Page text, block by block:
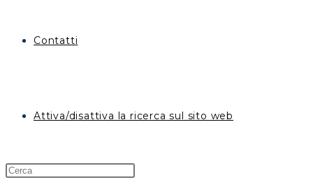
Contatti
Attiva/disattiva la ricerca sul sito web